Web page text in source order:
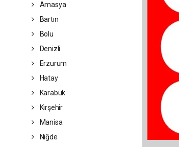
Amasya
Bartın
Bolu
Denizli
Erzurum
Hatay
Karabük
Kırşehir
Manisa
Niğde